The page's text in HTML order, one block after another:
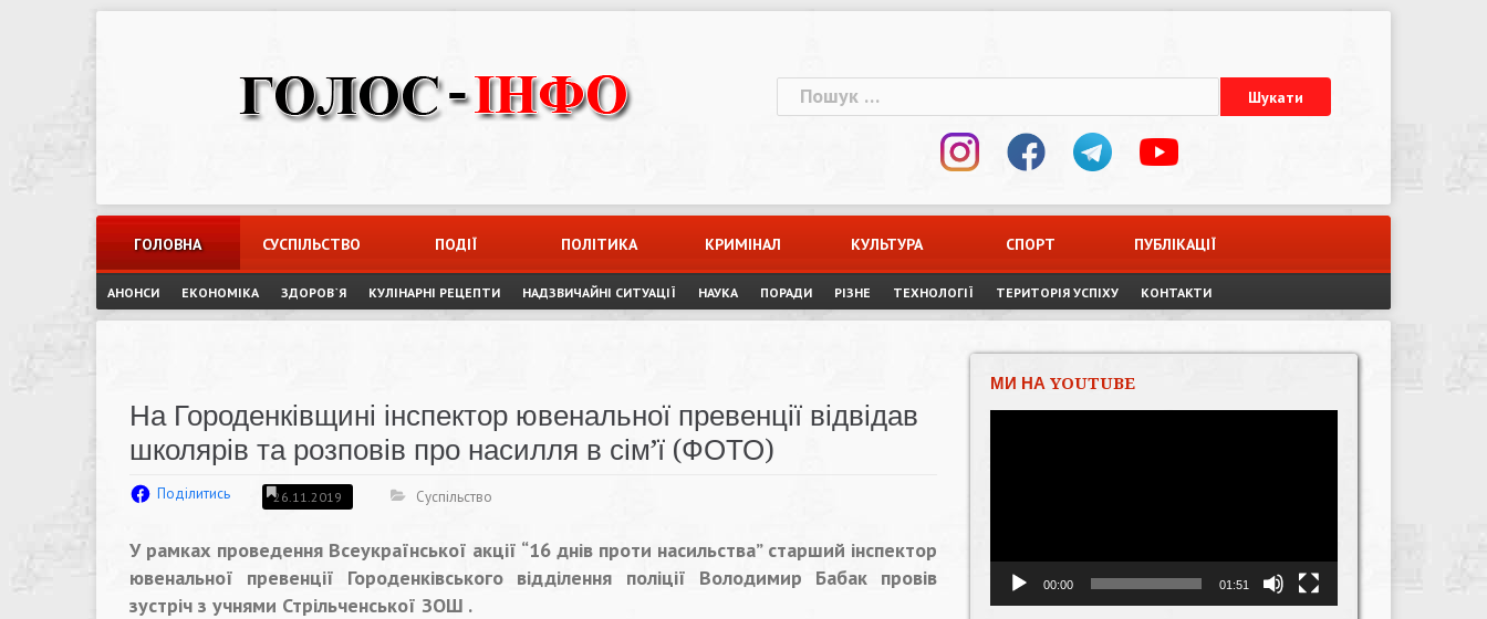
Пошук:
ГОЛОВНА СУСПІЛЬСТВО ПОДІЇ ПОЛІТИКА КРИМІНАЛ КУЛЬТУРА СПОРТ ПУБЛІКАЦІЇ
АНОНСИ ЕКОНОМІКА ЗДОРОВ`Я КУЛІНАРНІ РЕЦЕПТИ НАДЗВИЧАЙНІ СИТУАЦІЇ НАУКА ПОРАДИ РІЗНЕ ТЕХНОЛОГІЇ ТЕРИТОРІЯ УСПІХУ КОНТАКТИ
На Городенківщині інспектор ювенальної превенції відвідав
школярів та розповів про насилля в сім’ї (ФОТО)
Поділитись 26.11.2019 Суспільство
У рамках проведення Всеукраїнської акції “16 днів проти насильства” старший інспектор
ювенальної превенції Городенківського відділення поліції Володимир Бабак провів
зустріч з учнями Стрільченської ЗОШ .
МИ НА YOUTUBE
00:00 01:51